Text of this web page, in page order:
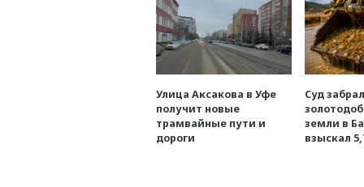
Улица Аксакова в Уфе
получит новые
трамвайные пути и
дороги
Суд
земли в
взыскал